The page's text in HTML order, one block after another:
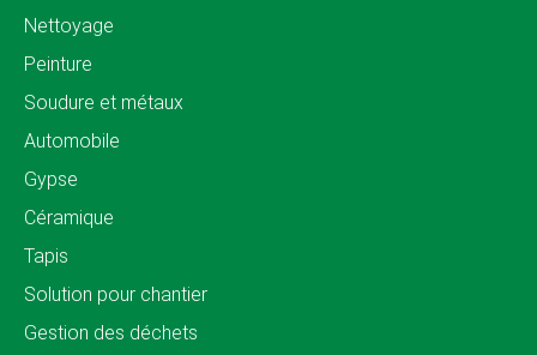
Nettoyage
Peinture
Soudure et métaux
Automobile
Gypse
Céramique
Tapis
Solution pour chantier
Gestion des déchets